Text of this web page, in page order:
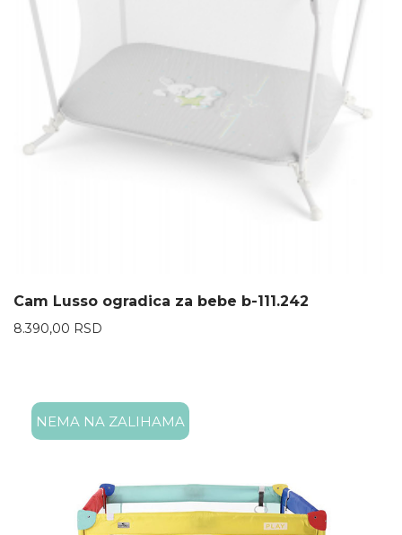
Cam Lusso ogradica za bebe b-111.242
8.390,00 RSD
NEMA NA ZALIHAMA